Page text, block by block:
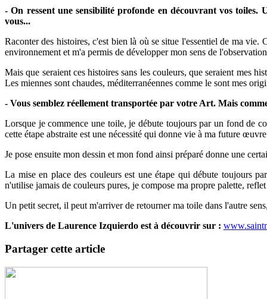
- On ressent une sensibilité profonde en découvrant vos
vous...
Raconter des histoires, c'est bien là où se situe l'essentiel de ma
environnement et m'a permis de développer mon sens de
Mais que seraient ces histoires sans les couleurs, que seraient mes
Les miennes sont chaudes, méditerranéennes comme le sont mes
- Vous semblez réellement transportée par votre Art. Mais
Lorsque je commence une toile, je débute toujours par un fond de
cette étape abstraite est une nécessité qui donne vie à ma future
Je pose ensuite mon dessin et mon fond ainsi préparé donne une
La mise en place des couleurs est une étape qui débute toujours
n'utilise jamais de couleurs pures, je compose ma propre palette,
Un petit secret, il peut m'arriver de retourner ma toile dans l'autre
L'univers de Laurence Izquierdo est à découvrir sur :
Partager cette article